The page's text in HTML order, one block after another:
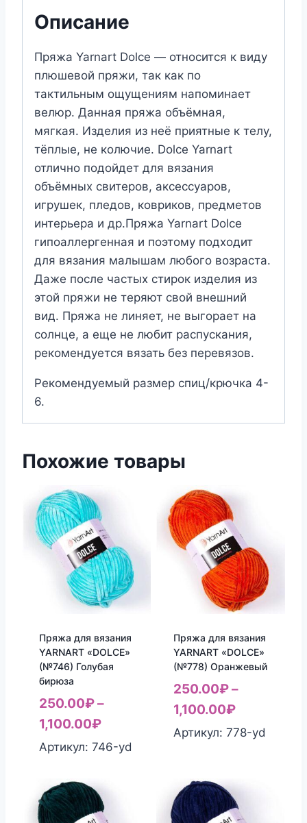
Описание
Пряжа Yarnart Dolce — относится к виду
плюшевой пряжи, так как по
тактильным ощущениям напоминает
велюр. Данная пряжа объёмная,
мягкая. Изделия из неё приятные к телу,
тёплые, не колючие. Dolce Yarnart
отлично подойдет для вязания
объёмных свитеров, аксессуаров,
игрушек, пледов, ковриков, предметов
интерьера и др.Пряжа Yarnart Dolce
гипоаллергенная и поэтому подходит
для вязания малышам любого возраста.
Даже после частых стирок изделия из
этой пряжи не теряют свой внешний
вид. Пряжа не линяет, не выгорает на
солнце, а еще не любит распускания,
рекомендуется вязать без перевязов.
Рекомендуемый размер спиц/крючка 4-
6.
Похожие товары
Пряжа для вязания
YARNART «DOLCE»
(№746) Голубая
бирюза
250.00₽–
1,100.00₽
Артикул: 746-yd
Пряжа для вязания
YARNART «DOLCE»
(№778) Оранжевый
250.00₽–
1,100.00₽
Артикул: 778-yd